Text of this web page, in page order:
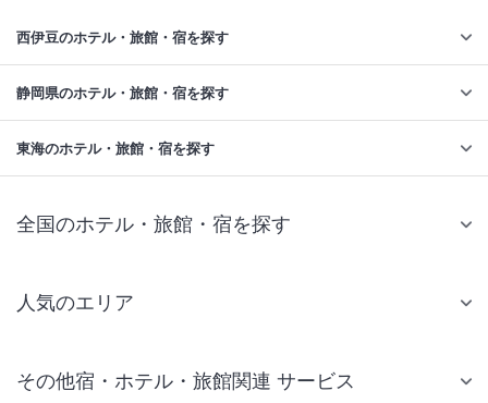
西伊豆のホテル・旅館・宿を探す
静岡県のホテル・旅館・宿を探す
東海のホテル・旅館・宿を探す
全国のホテル・旅館・宿を探す
人気のエリア
仙台 ホテル
その他宿・ホテル・旅館関連 サービス